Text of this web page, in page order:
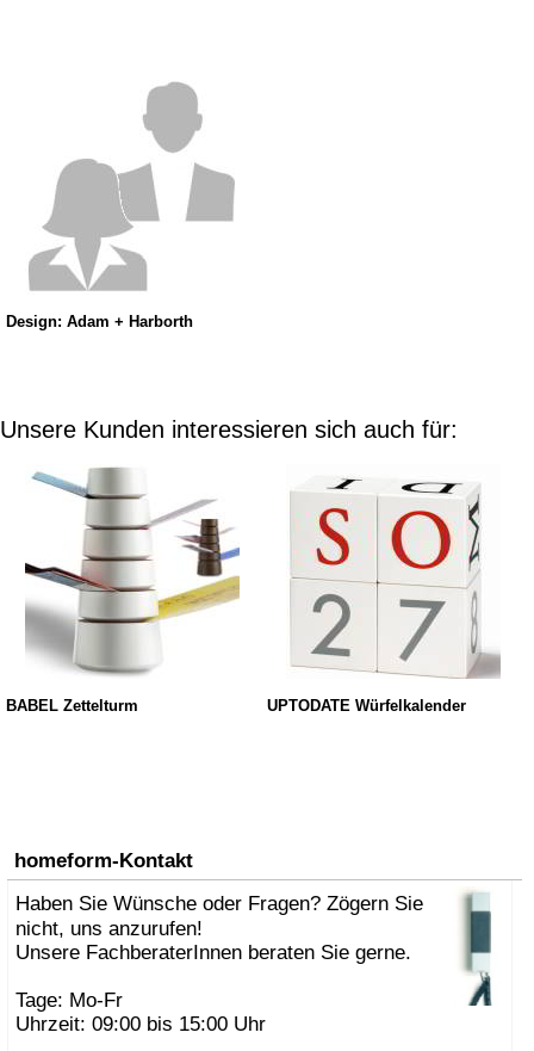
Design: Adam + Harborth
Unsere Kunden interessieren sich auch für:
BABEL Zettelturm UPTODATE Würfelkalender
homeform-Kontakt
Haben Sie Wünsche oder Fragen? Zögern Sie
nicht, uns anzurufen!
Unsere FachberaterInnen beraten Sie gerne.
Tage: Mo-Fr
Uhrzeit: 09:00 bis 15:00 Uhr